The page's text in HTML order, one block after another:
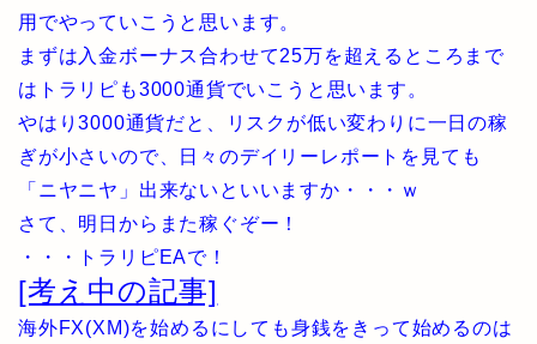
用でやっていこうと思います。
まずは入金ボーナス合わせて25万を超えるところまで
はトラリピも3000通貨でいこうと思います。
やはり3000通貨だと、リスクが低い変わりに一日の稼
ぎが小さいので、日々のデイリーレポートを見ても
「ニヤニヤ」出来ないといいますか・・・ｗ
さて、明日からまた稼ぐぞー！
・・・トラリピEAで！
[考え中の記事]
海外FX(XM)を始めるにしても身銭をきって始めるのは